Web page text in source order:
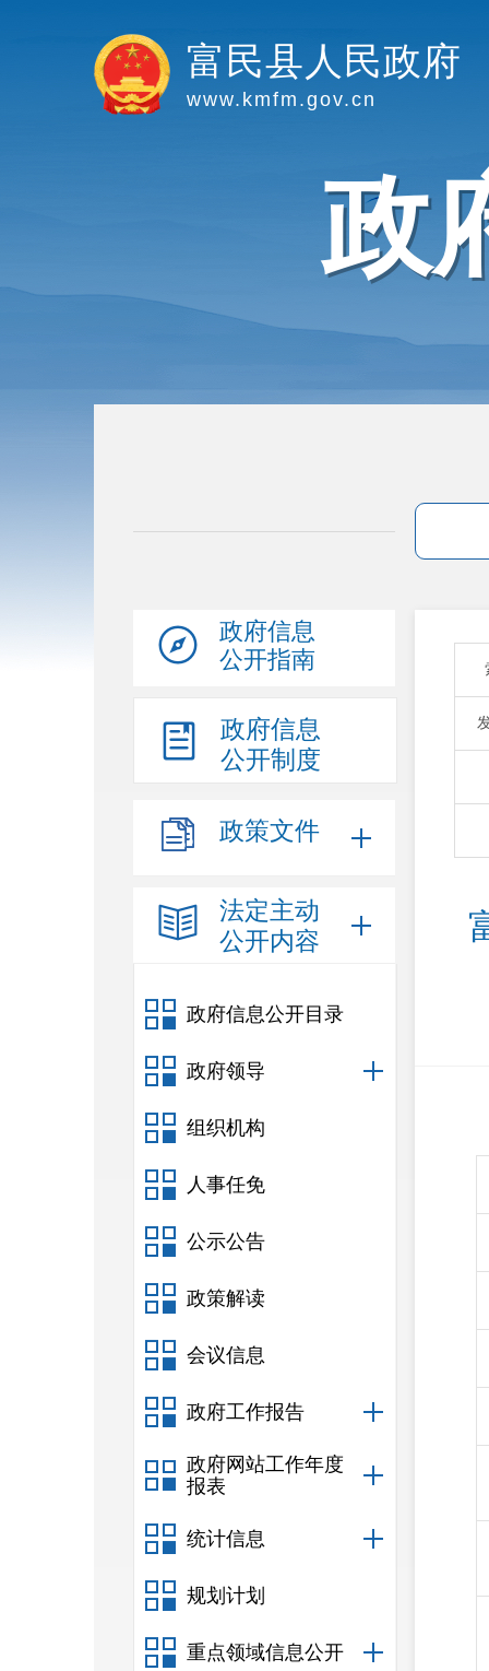
富民县人民政府
www.kmfm.gov.cn
政
政府信息
公开指南
政府信息
公开制度
政策文件
法定主动
公开内容
政府信息公开目录
政府领导
组织机构
人事任免
公示公告
政策解读
会议信息
政府工作报告
政府网站工作年度
报表
统计信息
规划计划
重点领域信息公开